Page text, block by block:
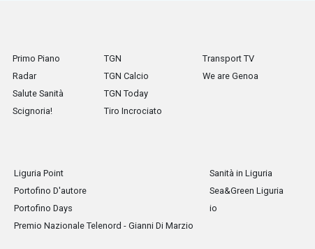
Primo Piano
Radar
Salute Sanità
Scignoria!
TGN
TGN Calcio
TGN Today
Tiro Incrociato
Transport TV
We are Genoa
Liguria Point
Portofino D'autore
Portofino Days
Premio Nazionale Telenord - Gianni Di Marzio
Sanità in Liguria
Sea&Green Liguria
io